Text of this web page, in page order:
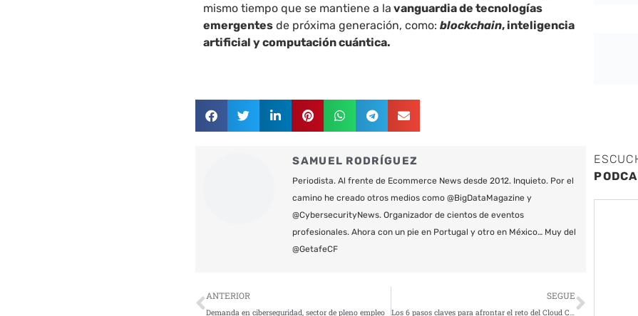
mismo tiempo que se mantiene a la vanguardia de tecnologías
emergentes de próxima generación, como:blockchain, inteligencia
artificial y computación cuántica.
SAMUEL RODRÍGUEZ
Periodista. Al frente de Ecommerce News desde 2012. Inquieto. Por el
camino he creado otros medios como @BigDataMagazine y
@CybersecurityNews. Organizador de cientos de eventos
profesionales. Ahora con un pie en Portugal y otro en México… Muy del
@GetafeCF
Ant
ANTERIOR
Demanda en ciberseguridad, sector de pleno empleo
SEGUE
Los 6 pasos claves para afrontar el reto del Cloud Compliance